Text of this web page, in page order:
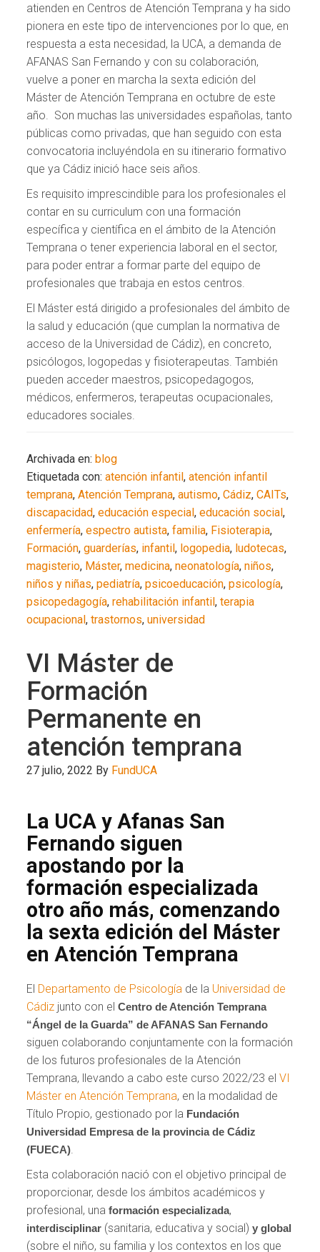
atienden en Centros de Atención Temprana y ha sido
pionera en este tipo de intervenciones por lo que, en
respuesta a esta necesidad, la UCA, a demanda de
AFANAS San Fernando y con su colaboración,
vuelve a poner en marcha la sexta edición del
Máster de Atención Temprana en octubre de este
año. Son muchas las universidades españolas, tanto
públicas como privadas, que han seguido con esta
convocatoria incluyéndola en su itinerario formativo
que ya Cádiz inició hace seis años.
Es requisito imprescindible para los profesionales el
contar en su curriculum con una formación
específica y científica en el ámbito de la Atención
Temprana o tener experiencia laboral en el sector,
para poder entrar a formar parte del equipo de
profesionales que trabaja en estos centros.
El Máster está dirigido a profesionales del ámbito de
la salud y educación (que cumplan la normativa de
acceso de la Universidad de Cádiz), en concreto,
psicólogos, logopedas y fisioterapeutas. También
pueden acceder maestros, psicopedagogos,
médicos, enfermeros, terapeutas ocupacionales,
educadores sociales.
Archivada en:blog
Etiquetada con:atención infantil,atención infantil
temprana,Atención Temprana,autismo,Cádiz,CAITs,
discapacidad,educación especial,educación social,
enfermería,espectro autista,familia, Fisioterapia,
Formación,guarderías, infantil, logopedia, ludotecas,
magisterio, Máster,medicina,neonatología,niños,
niños y niñas,pediatría,psicoeducación,psicología,
psicopedagogía,rehabilitación infantil,terapia
ocupacional,trastornos,universidad
VI Máster de
Formación
Permanente en
atención temprana
27 julio, 2022 By FundUCA
La UCA y Afanas San
Fernando siguen
apostando por la
formación especializada
otro año más, comenzando
la sexta edición del Máster
en Atención Temprana
El Departamento de Psicología de la Universidad de
Cádiz junto con elCentro de Atención Temprana
“Ángel de la Guarda” de AFANAS San Fernando
siguen colaborando conjuntamente con la formación
de los futuros profesionales de la Atención
Temprana, llevando a cabo este curso 2022/23 elVI
Máster en Atención Temprana, en la modalidad de
Título Propio, gestionado por la Fundación
Universidad Empresa de la provincia de Cádiz
(FUECA)
Esta colaboración nació con el objetivo principal de
proporcionar, desde los ámbitos académicos y
profesional, unaformación especializada,
interdisciplinar (sanitaria, educativa y social)y global
(sobre el niño, su familia y los contextos en los que